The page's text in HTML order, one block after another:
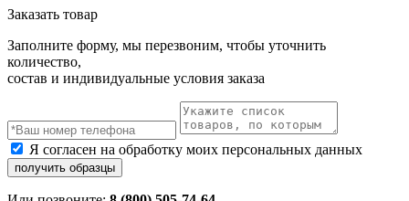
Заказать товар
Заполните форму, мы перезвоним, чтобы уточнить
количество,
состав и индивидуальные условия заказа
Я согласен на обработку моих персональных данных